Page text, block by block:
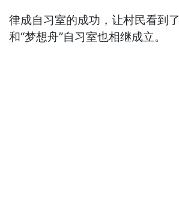
律成自习室的成功，让村民看到
和“梦想舟”自习室也相继成立。